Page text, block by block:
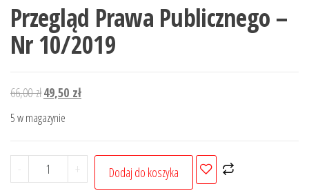
Przegląd Prawa Publicznego –
Nr 10/2019
66,00złPierwotna
cena
wynosiła:
49,50 złAktualna
5 w magazynie
-
ilość
Przegląd
+ Dodaj do koszyka